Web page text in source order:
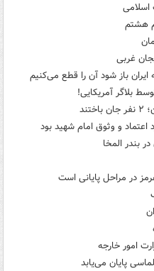
اسلامی
هشتم
باز شود آن را قطع می‌کنیم
بلاگر آمریکایی!
و وثوق امام شهید بود
بندر المخا
در مراحل پایانی است
امور خارجه
پایان می‌یابد